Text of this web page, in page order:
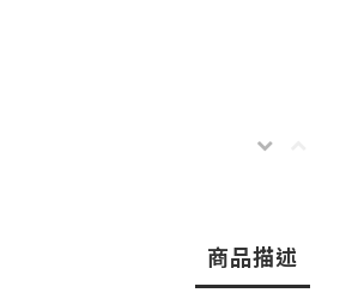
商品描述